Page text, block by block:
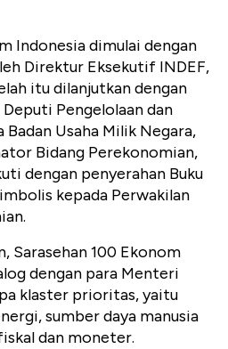
Indonesia dimulai dengan
Direktur Eksekutif INDEF,
itu dilanjutkan dengan
Pengelolaan dan
Badan Usaha Milik Negara,
Bidang Perekonomian,
dengan penyerahan Buku
kepada Perwakilan
Sarasehan 100 Ekonom
dengan para Menteri
klaster prioritas, yaitu
sumber daya manusia
dan moneter.